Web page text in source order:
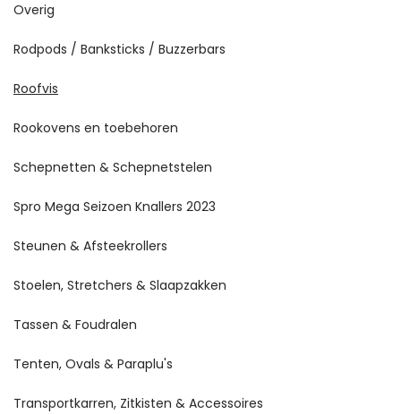
Overig
Rodpods / Banksticks / Buzzerbars
Roofvis
Rookovens en toebehoren
Schepnetten & Schepnetstelen
Spro Mega Seizoen Knallers 2023
Steunen & Afsteekrollers
Stoelen, Stretchers & Slaapzakken
Tassen & Foudralen
Tenten, Ovals & Paraplu's
Transportkarren, Zitkisten & Accessoires